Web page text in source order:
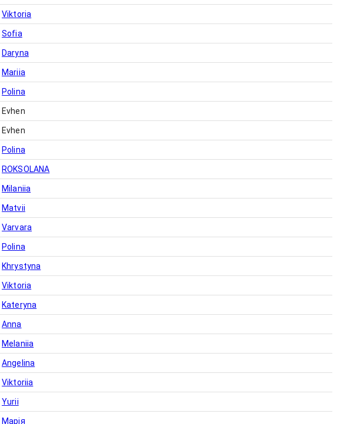
Viktoria
Sofia
Daryna
Mariia
Polina
Evhen
Evhen
Polina
ROKSOLANA
Milaniia
Matvii
Varvara
Polina
Khrystyna
Viktoria
Kateryna
Anna
Melaniia
Angelina
Viktoriia
Yurii
Марія